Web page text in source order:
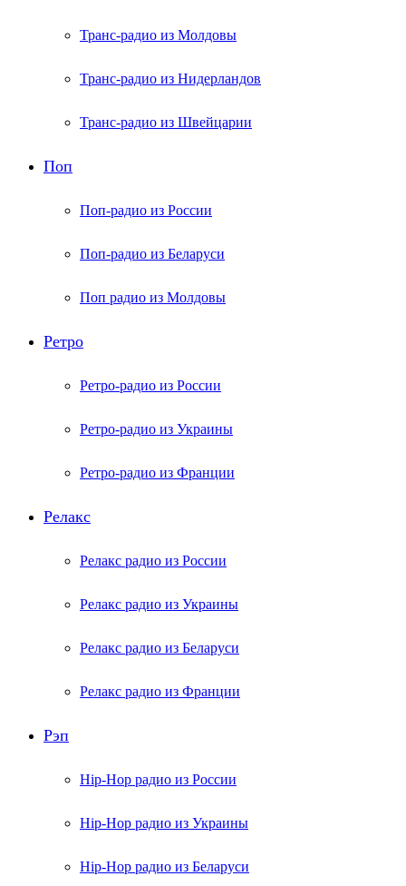
Транс-радио из Молдовы
Транс-радио из Нидерландов
Транс-радио из Швейцарии
Поп
Поп-радио из России
Поп-радио из Беларуси
Поп радио из Молдовы
Ретро
Ретро-радио из России
Ретро-радио из Украины
Ретро-радио из Франции
Релакс
Релакс радио из России
Релакс радио из Украины
Релакс радио из Беларуси
Релакс радио из Франции
Рэп
Hip-Hop радио из России
Hip-Hop радио из Украины
Hip-Hop радио из Беларуси